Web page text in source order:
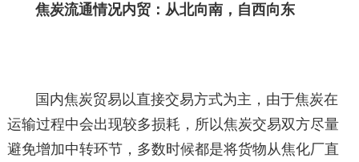
焦炭流通情况内贸：从北向南，自西向东
国内焦炭贸易以直接交易方式为主，由于焦炭在
运输过程中会出现较多损耗，所以焦炭交易双方尽量
避免增加中转环节，多数时候都是将货物从焦化厂直